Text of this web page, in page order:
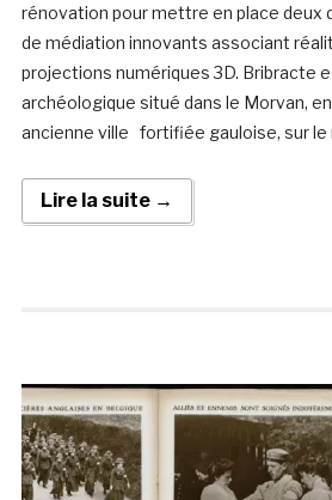
rénovation pour mettre en place deux
de médiation innovants associant
projections numériques 3D. Bribracte
archéologique situé dans le Morvan,
ancienne ville fortifiée gauloise, sur le
Lire la suite →